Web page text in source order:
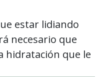
estar lidiando
necesario que
hidratación que le